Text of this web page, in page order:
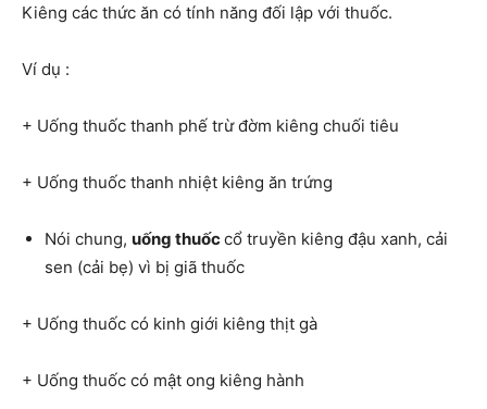
Kiêng các thức ăn có tính năng đối lập với thuốc.
Ví dụ :
+ Uống thuốc thanh phế trừ đờm kiêng chuối tiêu
+ Uống thuốc thanh nhiệt kiêng ăn trứng
Nói chung, uống thuốccổ truyền kiêng đậu xanh, cải
sen (cải bẹ) vì bị giã thuốc
+ Uống thuốc có kinh giới kiêng thịt gà
+ Uống thuốc có mật ong kiêng hành